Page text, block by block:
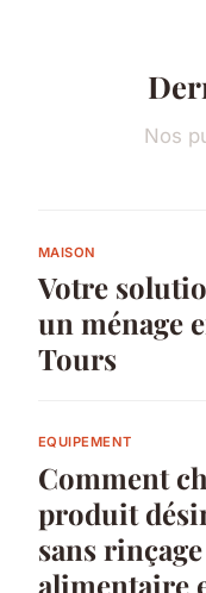
Nos
MAISON
Votre
un ménage
Tours
EQUIPEMENT
Comment
produit
sans rinçage
alimentaire